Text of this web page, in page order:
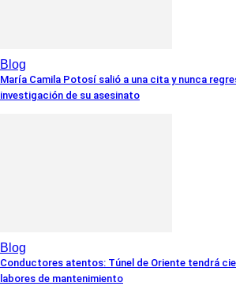
Blog
María Camila Potosí salió a una cita y nunca
investigación de su asesinato
Blog
Conductores atentos: Túnel de Oriente tendrá
labores de mantenimiento